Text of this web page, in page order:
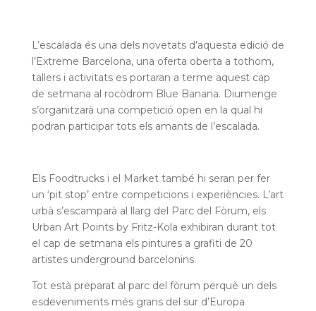
L’escalada és una dels novetats d’aquesta edició de
l’Extreme Barcelona, una oferta oberta a tothom,
tallers i activitats es portaran a terme aquest cap
de setmana al rocòdrom Blue Banana. Diumenge
s’organitzarà una competició open en la qual hi
podran participar tots els amants de l’escalada.
Els Foodtrucks i el Market també hi seran per fer
un ‘pit stop’ entre competicions i experiències. L’art
urbà s’escamparà al llarg del Parc del Fòrum, els
Urban Art Points by Fritz-Kola exhibiran durant tot
el cap de setmana els pintures a grafiti de 20
artistes underground barcelonins.
Tot està preparat al parc del fòrum perquè un dels
esdeveniments més grans del sur d’Europa